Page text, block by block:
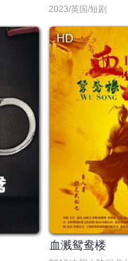
2023/英国/短剧
HD
血溅鸳鸯楼